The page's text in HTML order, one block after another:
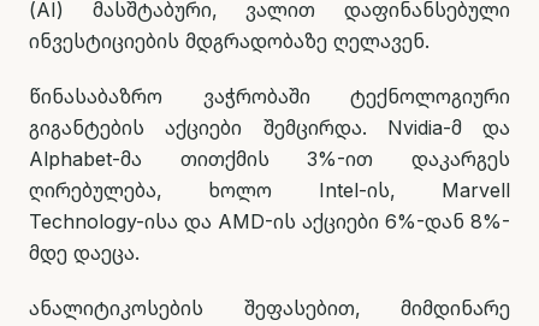
(AI) მასშტაბური, ვალით დაფინანსებული
ინვესტიციების მდგრადობაზე ღელავენ.
წინასაბაზრო ვაჭრობაში ტექნოლოგიური
გიგანტების აქციები შემცირდა. Nvidia-მ და
Alphabet-მა თითქმის 3%-ით დაკარგეს
ღირებულება, ხოლო Intel-ის, Marvell
Technology-ისა და AMD-ის აქციები 6%-დან 8%-
მდე დაეცა.
ანალიტიკოსების შეფასებით, მიმდინარე